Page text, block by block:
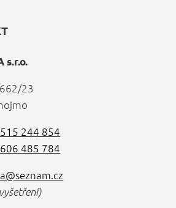
s.r.o.
23
244 854
485 784